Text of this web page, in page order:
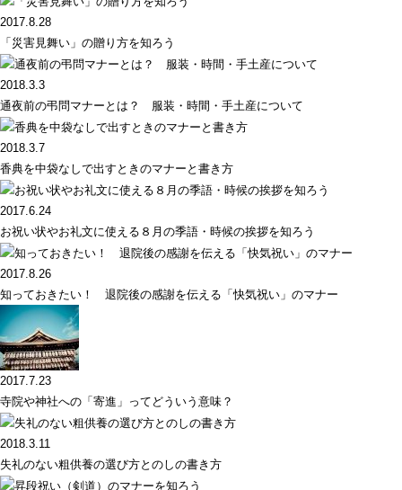
2017.8.28
「災害見舞い」の贈り方を知ろう
2018.3.3
通夜前の弔問マナーとは？ 服装・時間・手土産について
2018.3.7
香典を中袋なしで出すときのマナーと書き方
2017.6.24
お祝い状やお礼文に使える８月の季語・時候の挨拶を知ろう
2017.8.26
知っておきたい！ 退院後の感謝を伝える「快気祝い」のマナー
2017.7.23
寺院や神社への「寄進」ってどういう意味？
2018.3.11
失礼のない粗供養の選び方とのしの書き方